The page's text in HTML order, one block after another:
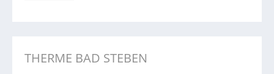
THERME BAD STEBEN